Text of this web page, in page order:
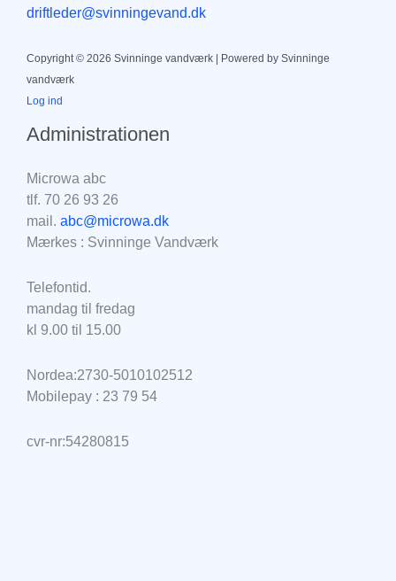
driftleder@svinningevand.dk
Copyright © 2026 Svinninge vandværk | Powered by Svinninge
vandværk
Log ind
Administrationen
Microwa abc
tlf. 70 26 93 26
mail. abc@microwa.dk
Mærkes : Svinninge Vandværk
Telefontid.
mandag til fredag
kl 9.00 til 15.00
Nordea:2730-5010102512
Mobilepay : 23 79 54
cvr-nr:54280815